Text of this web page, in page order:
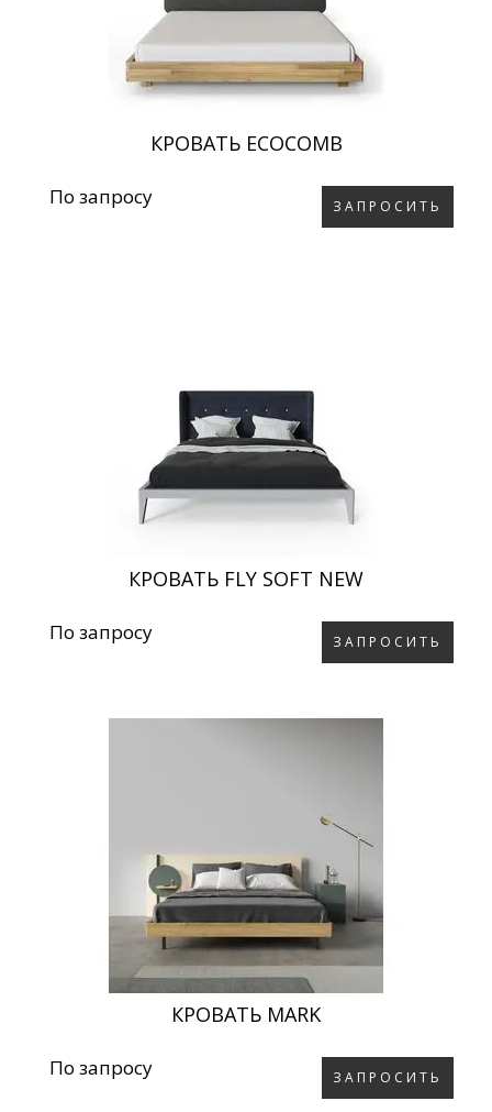
КРОВАТЬ ECOCOMB
По запросу ЗАПРОСИТЬ
КРОВАТЬ FLY SOFT NEW
По запросу ЗАПРОСИТЬ
КРОВАТЬ MARK
По запросу ЗАПРОСИТЬ